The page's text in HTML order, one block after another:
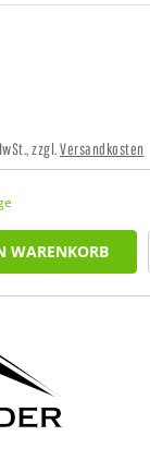
zzgl.Versandkosten
WARENKORB